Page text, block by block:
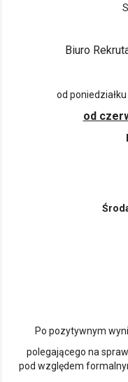
Biuro
od
od
Po pozytywnym
polegającego na
pod względem